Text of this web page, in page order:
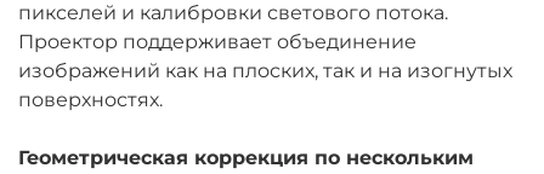
пикселей и калибровки светового потока.
Проектор поддерживает объединение
изображений как на плоских, так и на изогнутых
поверхностях.
Геометрическая коррекция по нескольким